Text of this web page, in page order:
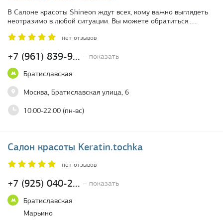
+7 (961) 839-9... – показать
Братиславская
Москва, Братиславская улица, 6
10:00-22:00 (пн-вс)
В Салоне красоты Shineon ждут всех, кому важно выглядеть
неотразимо в любой ситуации. Вы можете обратиться…...
нет отзывов
Салон красоты Keratin.tochka
+7 (925) 040-2... – показать
Братиславская
Марьино
нет отзывов